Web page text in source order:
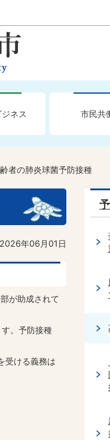
ネス 市民共
者の肺炎球菌予防接種
年06月01日
が助成されて
。予防接種
受ける義務は